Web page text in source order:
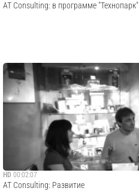
AT Consulting: в программе "Технопарк"
HD 00:02:07
AT Consulting: Развитие